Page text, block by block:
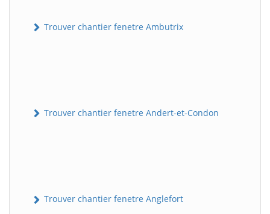
Trouver chantier fenetre Ambutrix
Trouver chantier fenetre Andert-et-Condon
Trouver chantier fenetre Anglefort